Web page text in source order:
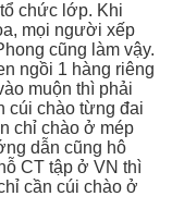
chức lớp. Khi
mọi người xếp
cũng làm vậy.
ngồi 1 hàng riêng
muộn thì phải
cúi chào từng đai
chỉ chào ở mép
dẫn cũng hô
CT tập ở VN thì
cần cúi chào ở